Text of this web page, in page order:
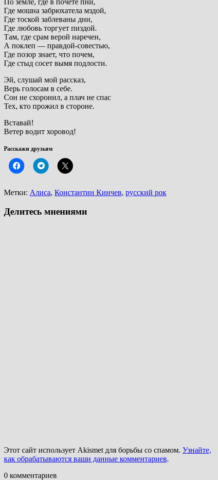
По земле, где в почете пни,
Где мошна забрюхатела мздой,
Где тоской заблеваны дни,
Где любовь торгует пиздой.
Там, где срам верой наречен,
А поклеп — правдой-совестью,
Где позор знает, что почем,
Где стыд сосет вымя подлости.
Эй, слушай мой рассказ,
Верь голосам в себе.
Сон не схоронил, а плач не спас
Тех, кто прожил в стороне.
Вставай!
Ветер водит хоровод!
Расскажи друзьям
Метки: Алиса, Константин Кинчев, русский рок
Делитесь мнениями
Этот сайт использует Akismet для борьбы со спамом. Узнайте,
как обрабатываются ваши данные комментариев.
0 комментариев